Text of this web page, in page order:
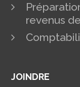
revenus
JOINDRE